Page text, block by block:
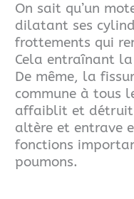
On sait qu’un
dilatant ses
frottements qui
Cela entraînant
De même, la
commune à tous
affaiblit et détruit
altère et entrave
fonctions
poumons.